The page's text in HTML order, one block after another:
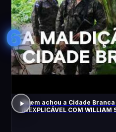
6
Quem achou a Cidade
INEXPLICÁVEL COM WILLIAM